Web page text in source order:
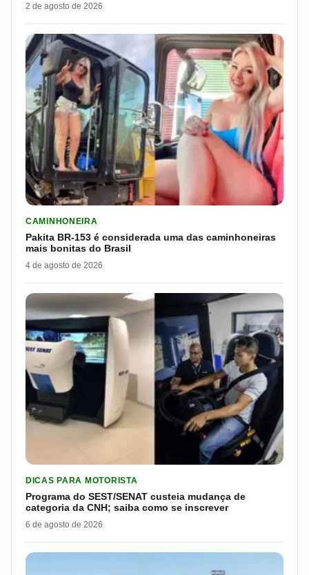
2 de agosto de 2026
CAMINHONEIRA
Pakita BR-153 é considerada uma das caminhoneiras
mais bonitas do Brasil
4 de agosto de 2026
DICAS PARA MOTORISTA
Programa do SEST/SENAT custeia mudança de
categoria da CNH; saiba como se inscrever
6 de agosto de 2026